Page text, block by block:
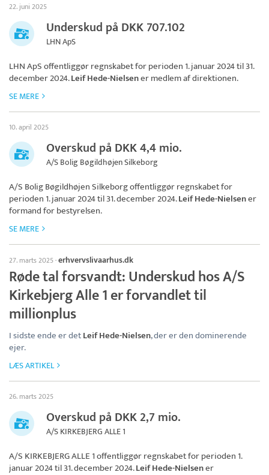
22. juni 2025
Underskud på DKK 707.102
LHN ApS
LHN ApSoffentliggør regnskabet for perioden 1. januar 2024 til 31.
december 2024.Leif Hede-Nielsener medlem af direktionen.
SE MERE
10. april 2025
Overskud på DKK 4,4 mio.
A/S Bolig Bøgildhøjen Silkeborg
A/S Bolig Bøgildhøjen Silkeborgoffentliggør regnskabet for
perioden 1. januar 2024 til 31. december 2024.Leif Hede-Nielsener
formand for bestyrelsen.
SE MERE
27. marts 2025·erhvervslivaarhus.dk
Røde tal forsvandt: Underskud hos A/S
Kirkebjerg Alle 1 er forvandlet til
millionplus
I sidste ende er detLeif Hede-Nielsen, der er den dominerende
ejer.
LÆS ARTIKEL
26. marts 2025
Overskud på DKK 2,7 mio.
A/S KIRKEBJERG ALLE 1
A/S KIRKEBJERG ALLE 1offentliggør regnskabet for perioden 1.
januar 2024 til 31. december 2024.Leif Hede-Nielsener